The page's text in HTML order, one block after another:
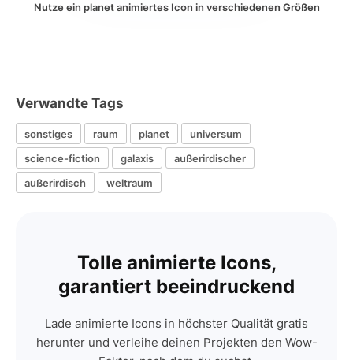
Nutze ein planet animiertes Icon in verschiedenen Größen
Verwandte Tags
sonstiges raum planet
universum
science-fiction
galaxis
außerirdischer
außerirdisch
weltraum
Tolle animierte Icons,
garantiert beeindruckend
Lade animierte Icons in höchster Qualität gratis
herunter und verleihe deinen Projekten den Wow-